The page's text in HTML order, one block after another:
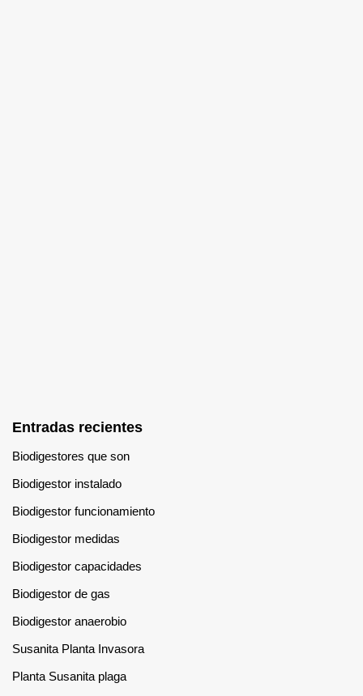
Entradas recientes
Biodigestores que son
Biodigestor instalado
Biodigestor funcionamiento
Biodigestor medidas
Biodigestor capacidades
Biodigestor de gas
Biodigestor anaerobio
Susanita Planta Invasora
Planta Susanita plaga